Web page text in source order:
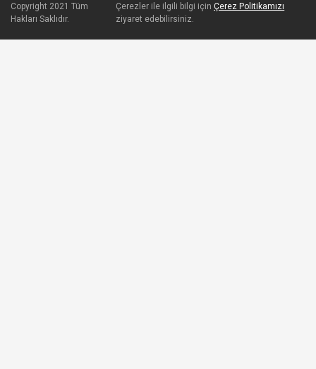
Copyright 2021 Tüm
Hakları Saklıdır.
Çerezler ile ilgili bilgi içinÇerez Politikamızı
ziyaret edebilirsiniz.